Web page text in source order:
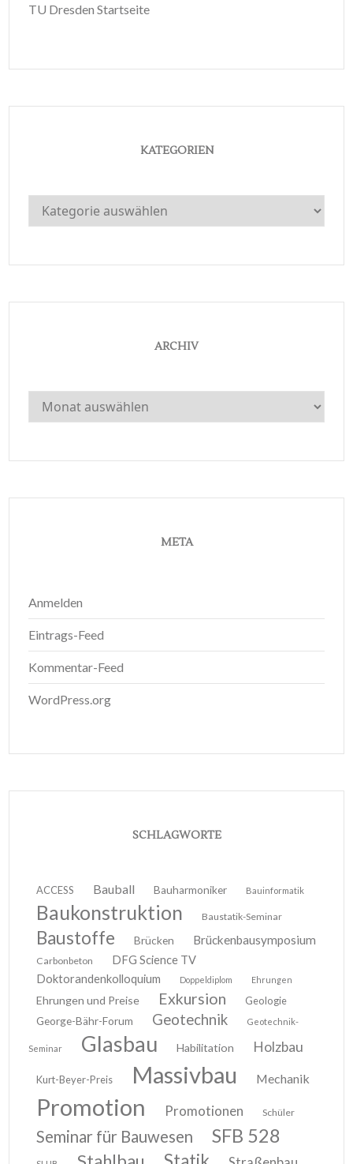
TU Dresden Startseite
KATEGORIEN
Kategorien
ARCHIV
Archiv
META
Anmelden
Eintrags-Feed
Kommentar-Feed
WordPress.org
SCHLAGWORTE
ACCESS Bauball Bauharmoniker Bauinformatik
Baukonstruktion Baustatik-Seminar
Baustoffe Brücken Brückenbausymposium
Carbonbeton
DFG Science TV
Doktorandenkolloquium
Doppeldiplom Ehrungen
Ehrungen und Preise Exkursion
Geologie
George-Bähr-Forum
Geotechnik Geotechnik-
Seminar Glasbau Habilitation Holzbau
Kurt-Beyer-Preis Massivbau Mechanik
Promotion Promotionen Schüler
Seminar für Bauwesen SFB 528